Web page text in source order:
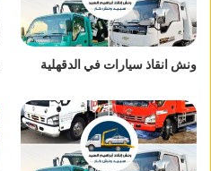
ونش انقاذ سيارات في الدقهلية